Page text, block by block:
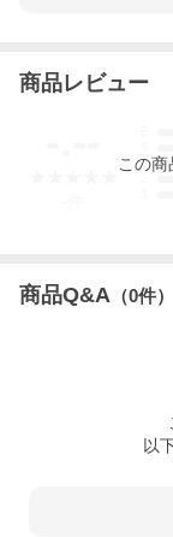
商品レビュー
3
この商
商品Q&A （0件）
以